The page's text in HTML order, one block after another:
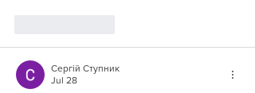
Сергій Ступник
Jul 28